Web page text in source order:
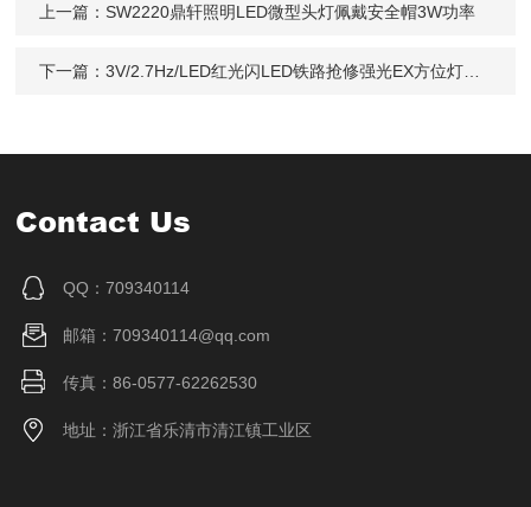
上一篇： SW2220鼎轩照明LED微型头灯佩戴安全帽3W功率
下一篇：3V/2.7Hz/LED红光闪LED铁路抢修强光EX方位灯磁力吸附夜间定位
Contact Us
QQ：709340114
邮箱：709340114@qq.com
传真：86-0577-62262530
地址：浙江省乐清市清江镇工业区